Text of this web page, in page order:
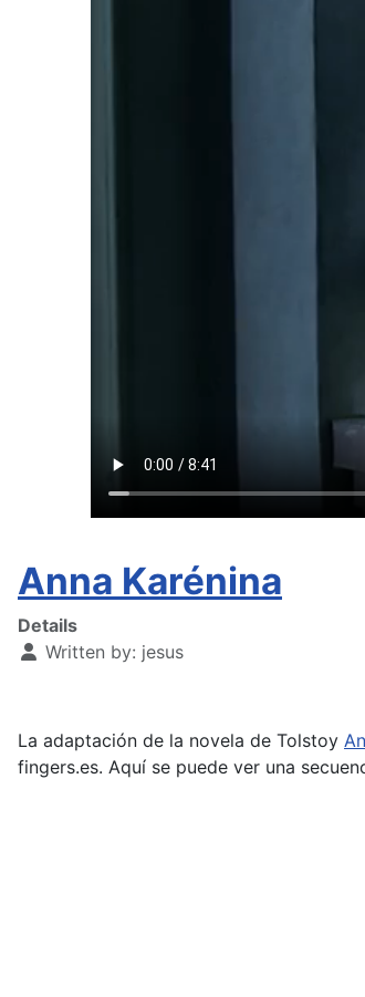
Anna Karénina
Details
Written by: jesus
La adaptación de la novela de Tolstoy
fingers.es. Aquí se puede ver una